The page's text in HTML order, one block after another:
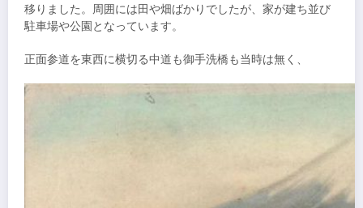
移りました。周囲には田や畑ばかりでしたが、家が建ち並び
駐車場や公園となっています。
正面参道を東西に横切る中道も御手洗橋も当時は無く、